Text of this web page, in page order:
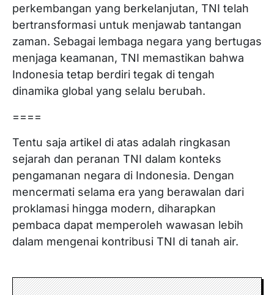
perkembangan yang berkelanjutan, TNI telah
bertransformasi untuk menjawab tantangan
zaman. Sebagai lembaga negara yang bertugas
menjaga keamanan, TNI memastikan bahwa
Indonesia tetap berdiri tegak di tengah
dinamika global yang selalu berubah.
====
Tentu saja artikel di atas adalah ringkasan
sejarah dan peranan TNI dalam konteks
pengamanan negara di Indonesia. Dengan
mencermati selama era yang berawalan dari
proklamasi hingga modern, diharapkan
pembaca dapat memperoleh wawasan lebih
dalam mengenai kontribusi TNI di tanah air.